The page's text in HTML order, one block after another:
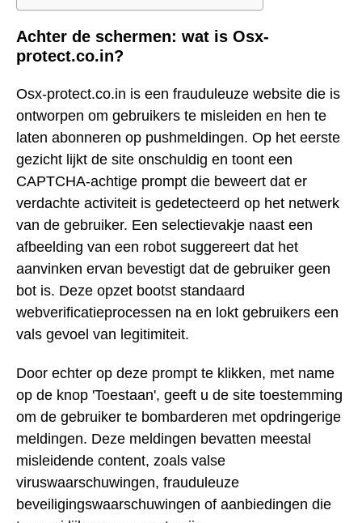
Achter de schermen: wat is Osx-
protect.co.in?
Osx-protect.co.in is een frauduleuze website die is
ontworpen om gebruikers te misleiden en hen te
laten abonneren op pushmeldingen. Op het eerste
gezicht lijkt de site onschuldig en toont een
CAPTCHA-achtige prompt die beweert dat er
verdachte activiteit is gedetecteerd op het netwerk
van de gebruiker. Een selectievakje naast een
afbeelding van een robot suggereert dat het
aanvinken ervan bevestigt dat de gebruiker geen
bot is. Deze opzet bootst standaard
webverificatieprocessen na en lokt gebruikers een
vals gevoel van legitimiteit.
Door echter op deze prompt te klikken, met name
op de knop 'Toestaan', geeft u de site toestemming
om de gebruiker te bombarderen met opdringerige
meldingen. Deze meldingen bevatten meestal
misleidende content, zoals valse
viruswaarschuwingen, frauduleuze
beveiligingswaarschuwingen of aanbiedingen die